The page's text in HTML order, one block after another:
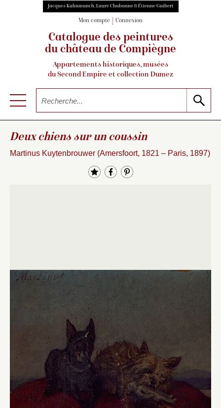
Jacques Kuhnmunch, Laure Chabanne & Étienne Guibert
Mon compte Connexion
Catalogue des peintures
du château de Compiègne
Appartements historiques, musées
du Second Empire et collection Dumez
Deux chiens sur un coussin
Martinus Kuytenbrouwer (Amersfoort, 1821 – Paris, 1897)